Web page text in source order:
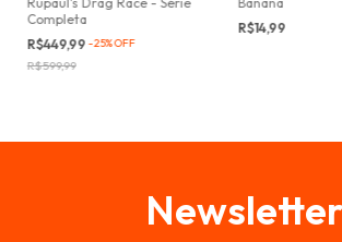
Completa
R$449,99-25%OFF
R$599,99
R$14,99